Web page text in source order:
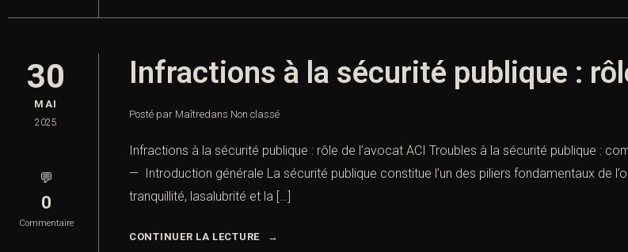
30
MAI
2025
💬
0
Commentaire
Infractions à la sécurité publique :
Posté par Maîtredans Non classé
Infractions à la sécurité publique : rôle de l’avocat ACI Troubles à la sécurité publique :
— Introduction générale La sécurité publique constitue l’un des piliers fondamentaux de
tranquillité, lasalubrité et la […]
CONTINUER LA LECTURE